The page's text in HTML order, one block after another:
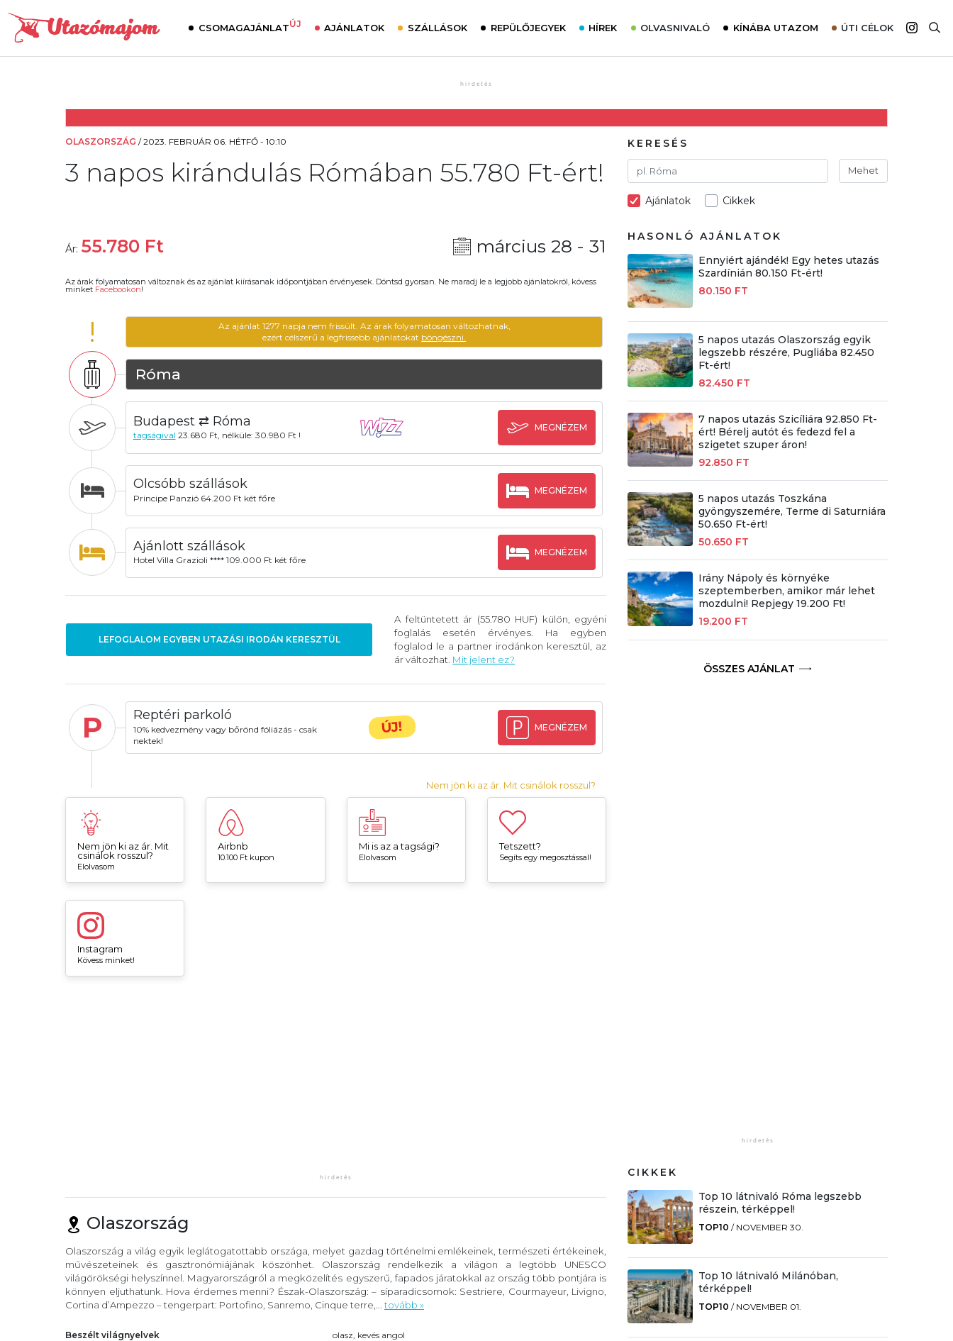
CSOMAGAJÁNLATÚJ AJÁNLATOK SZÁLLÁSOK REPÜLŐJEGYEK HÍREK OLVASNIVALÓ
Utazómajom – CitySIM kártya a világutazóknak
Élménybeszámolók
Szállodalátogatás
Sajtómegjelenések
KÍNÁBA UTAZOM ÚTI CÉLOK
Afrika
OLASZORSZÁG /2023. FEBRUÁR 06. HÉTFŐ - 10:10
3 napos kirándulás Rómában 55.780 Ft-ért!
Ár: 55.780 Ft március 28 - 31
Az árak folyamatosan változnak és az ajánlat kiírásanak időpontjában érvényesek. Döntsd gyorsan. Ne maradj le a legjobb ajánlatokról, kövess
minket Facebookon!
!
Az ajánlat 1277 napja nem frissült. Az árak folyamatosan változhatnak,
ezért célszerű a legfrissebb ajánlatokat böngészni.
Róma
Budapest ⇄ Róma
tagságival 23.680 Ft, nélküle: 30.980 Ft !
MEGNÉZEM
Olcsóbb szállások
Principe Panzió 64.200 Ft két főre
MEGNÉZEM
Ajánlott szállások
Hotel Villa Grazioli **** 109.000 Ft két főre
MEGNÉZEM
LEFOGLALOM EGYBEN UTAZÁSI IRODÁN KERESZTÜL
A feltüntetett ár (55.780 HUF) külön, egyéni
foglalás esetén érvényes. Ha egyben
foglalod le a partner irodánkon keresztül, az
ár változhat. Mit jelent ez?
P Reptéri parkoló
10% kedvezmény vagy bőrönd fóliázás - csak
nektek!
ÚJ! MEGNÉZEM
Nem jön ki az ár. Mit csinálok rosszul?
Nem jön ki az ár. Mit
csinálok rosszul?
Elolvasom
Airbnb
10.100 Ft kupon
Mi is az a tagsági?
Elolvasom
Tetszett?
Segíts egy megosztással!
Instagram
Kövess minket!
Olaszország
Olaszország a világ egyik leglátogatottabb országa, melyet gazdag történelmi emlékeinek, természeti értékeinek,
művészeteinek és gasztronómiájának köszönhet. Olaszország rendelkezik a világon a legtöbb UNESCO
világörökségi helyszínnel. Magyarországról a megközelítés egyszerű, fapados járatokkal az ország több pontjára is
könnyen eljuthatunk. Hova érdemes menni? Észak-Olaszország: – síparadicsomok: Sestriere, Courmayeur, Livigno,
Cortina d’Ampezzo – tengerpart: Portofino, Sanremo, Cinque terre,... tovább »
Beszélt világnyelvek olasz, kevés angol
KERESÉS
Mehet
Ajánlatok Cikkek
HASONLÓ AJÁNLATOK
Ennyiért ajándék! Egy hetes utazás
Szardínián 80.150 Ft-ért!
80.150 FT
5 napos utazás Olaszország egyik
legszebb részére, Pugliába 82.450
Ft-ért!
82.450 FT
7 napos utazás Szicíliára 92.850 Ft-
ért! Bérelj autót és fedezd fel a
szigetet szuper áron!
92.850 FT
5 napos utazás Toszkána
gyöngyszemére, Terme di Saturniára
50.650 Ft-ért!
50.650 FT
Irány Nápoly és környéke
szeptemberben, amikor már lehet
mozdulni! Repjegy 19.200 Ft!
19.200 FT
ÖSSZES AJÁNLAT
CIKKEK
Top 10 látnivaló Róma legszebb
részein, térképpel!
TOP10 / NOVEMBER 30.
Top 10 látnivaló Milánóban,
térképpel!
TOP10 / NOVEMBER 01.